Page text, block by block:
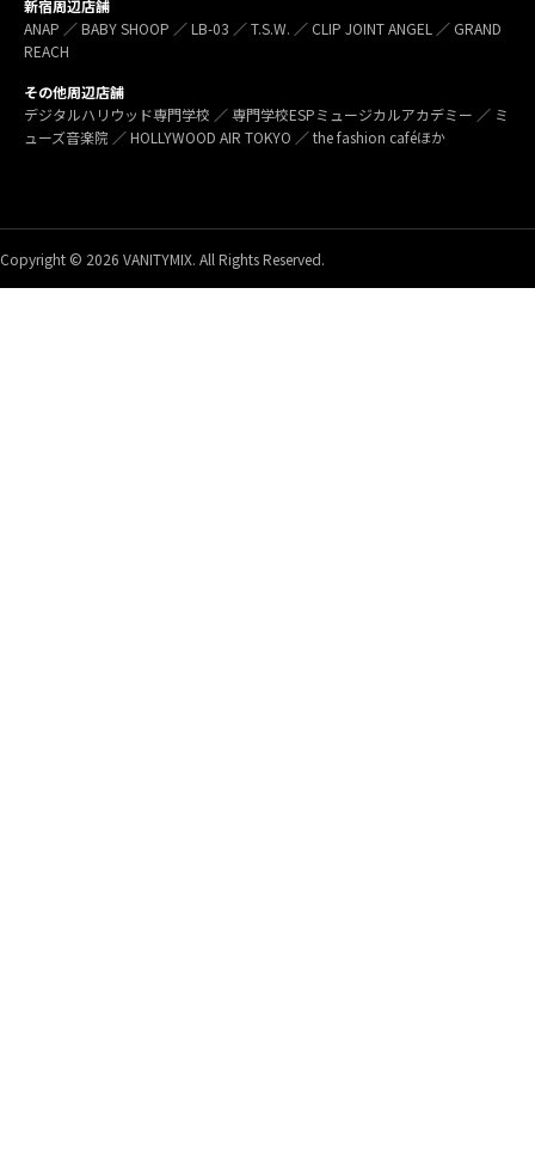
新宿周辺店舗
ANAP ／ BABY SHOOP ／ LB-03 ／ T.S.W. ／ CLIP JOINT ANGEL ／ GRAND
REACH
その他周辺店舗
デジタルハリウッド専門学校 ／ 専門学校ESPミュージカルアカデミー ／ ミ
ューズ音楽院 ／ HOLLYWOOD AIR TOKYO ／ the fashion caféほか
Copyright © 2026 VANITYMIX. All Rights Reserved.